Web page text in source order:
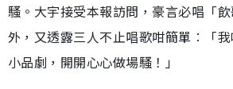
騷。大宇接受本報訪問，豪言必唱「飲
外，又透露三人不止唱歌咁簡單︰「
小品劇，開開心心做場騷！」